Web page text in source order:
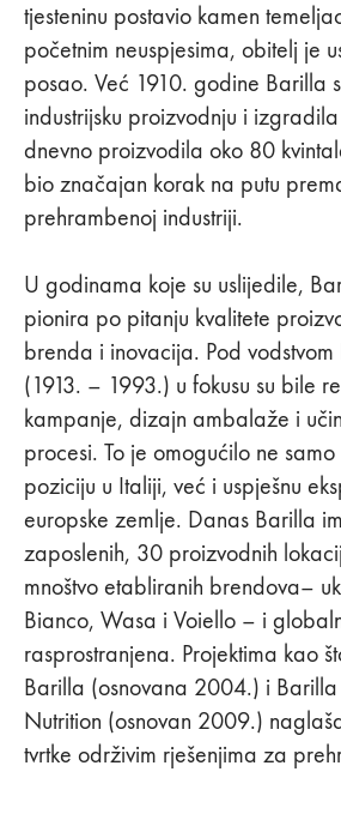
tjesteninu postavio kamen
početnim neuspjesima, obitelj je
posao. Već 1910. godine Barilla
industrijsku proizvodnju i
dnevno proizvodila oko 80
bio značajan korak na putu
prehrambenoj industriji.
U godinama koje su uslijedile,
pionira po pitanju kvalitete
brenda i inovacija. Pod vodstvom
(1913. – 1993.) u fokusu su bile
kampanje, dizajn ambalaže i
procesi. To je omogućilo ne samo
poziciju u Italiji, već i uspješnu
europske zemlje. Danas Barilla
zaposlenih, 30 proizvodnih
mnoštvo etabliranih brendova–
Bianco, Wasa i Voiello – i
rasprostranjena. Projektima kao
Barilla (osnovana 2004.) i
Nutrition (osnovan 2009.)
tvrtke održivim rješenjima za